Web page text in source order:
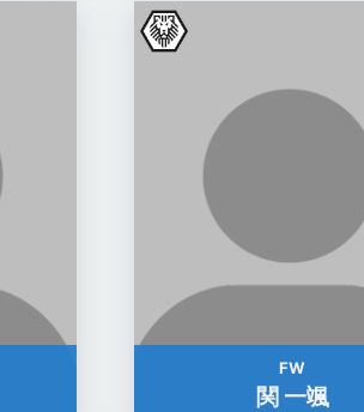
FW
関 一颯